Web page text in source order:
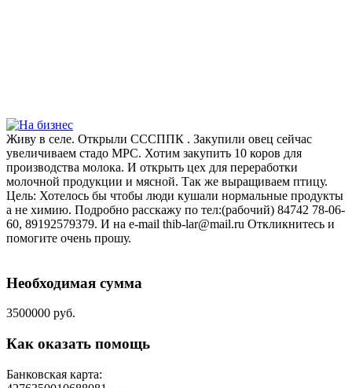
Живу в селе. Открыли СССППК . Закупили овец сейчас
увеличиваем стадо МРС. Хотим закупить 10 коров для
производства молока. И открыть цех для переработки
молочной продукции и мясной. Так же выращиваем птицу.
Цель: Хотелось бы чтобы люди кушали нормальные продукты
а не химию. Подробно расскажу по тел:(рабочий) 84742 78-06-
60, 89192579379. И на е-mail thib-lar@mail.ru Откликнитесь и
помогите очень прошу.
Необходимая сумма
3500000 руб.
Как оказать помощь
Банковская карта: